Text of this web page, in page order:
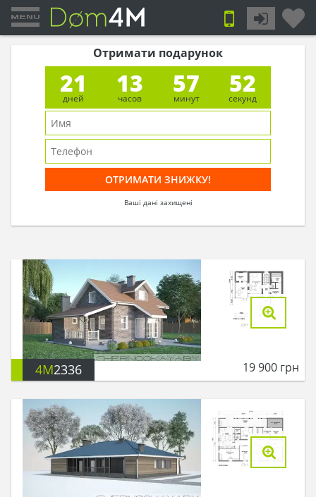
Отримати подарунок
21
дней
13
часов
57
минут
51
секунд
Ваші дані захищені
4M2336 19 900 грн